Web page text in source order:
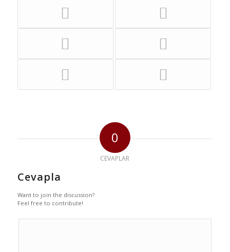
0
CEVAPLAR
Cevapla
Want to join the discussion?
Feel free to contribute!